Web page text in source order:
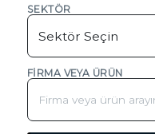
SEKTÖR
FIRMA VEYA ÜRÜN